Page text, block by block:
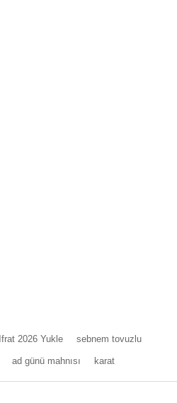
Ifrat 2026 Yukle sebnem tovuzlu
ad günü mahnısı karat